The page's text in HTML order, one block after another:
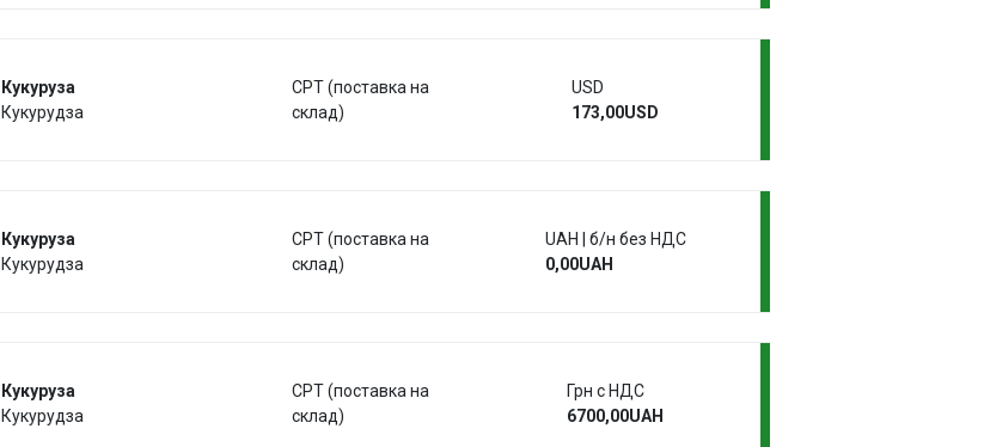
Кукуруза
Кукурудза
CPT (поставка на
склад)
USD
173,00USD
Кукуруза
Кукурудза
CPT (поставка на
склад)
UAH | б/н без НДС
0,00UAH
Кукуруза
Кукурудза
CPT (поставка на
склад)
Грн с НДС
6700,00UAH